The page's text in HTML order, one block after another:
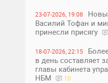
23-07-2026, 19:08
Василий Тофан и
принесли присягу
18-07-2026, 22:15
в день составляет
главы кабинета
НБМ
10